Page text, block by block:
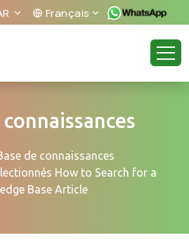
Français
connaissances
de connaissances
How to Search for a
Base Article